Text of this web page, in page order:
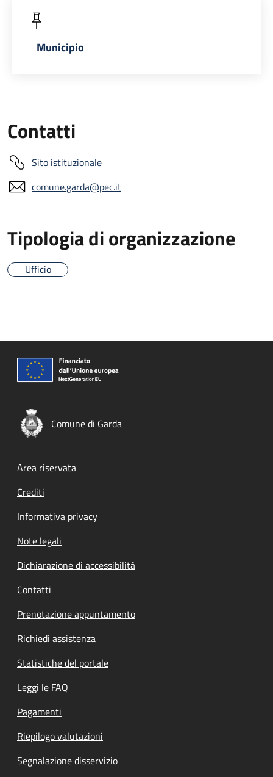
Municipio
Contatti
Sito istituzionale
comune.garda@pec.it
Tipologia di organizzazione
Ufficio
Comune di Garda
Footer menu
Area riservata
Crediti
Informativa privacy
Note legali
Dichiarazione di accessibilità
Contatti
Prenotazione appuntamento
Richiedi assistenza
Statistiche del portale
Leggi le FAQ
Pagamenti
Riepilogo valutazioni
Segnalazione disservizio